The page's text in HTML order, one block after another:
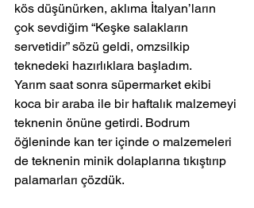
kös düşünürken, aklıma İtalyan’ların
çok sevdiğim “Keşke salakların
servetidir” sözü geldi, omzsilkip
teknedeki hazırlıklara başladım.
Yarım saat sonra süpermarket ekibi
koca bir araba ile bir haftalık malzemeyi
teknenin önüne getirdi. Bodrum
öğleninde kan ter içinde o malzemeleri
de teknenin minik dolaplarına tıkıştırıp
palamarları çözdük.